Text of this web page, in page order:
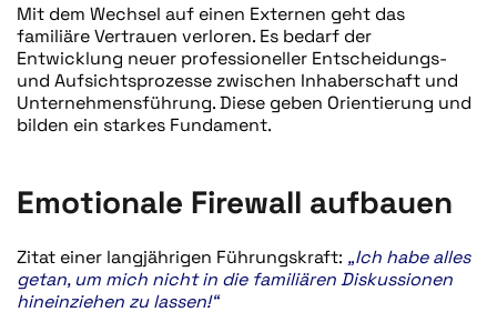
Mit dem Wechsel auf einen Externen geht das
familiäre Vertrauen verloren. Es bedarf der
Entwicklung neuer professioneller Entscheidungs-
und Aufsichtsprozesse zwischen Inhaberschaft und
Unternehmensführung. Diese geben Orientierung und
bilden ein starkes Fundament.
Emotionale Firewall aufbauen
Zitat einer langjährigen Führungskraft: „Ich habe alles
getan, um mich nicht in die familiären Diskussionen
hineinziehen zu lassen!“